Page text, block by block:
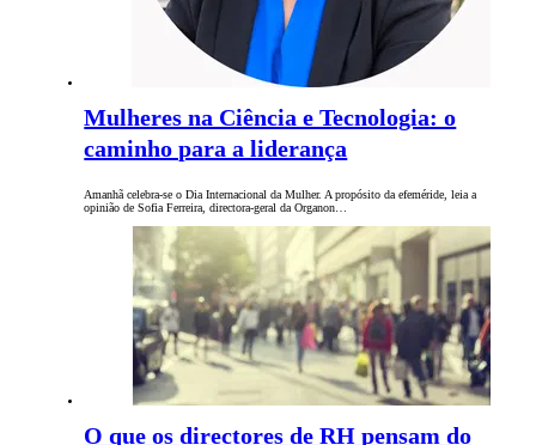
Mulheres na Ciência e Tecnologia: o
caminho para a liderança
Amanhã celebra-se o Dia Internacional da Mulher. A propósito da efeméride, leia a
opinião de Sofia Ferreira, directora-geral da Organon…
O que os directores de RH pensam do